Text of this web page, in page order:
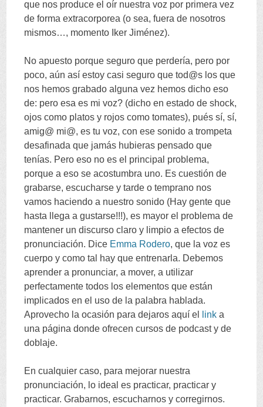
que nos produce el oír nuestra voz por primera vez
de forma extracorporea (o sea, fuera de nosotros
mismos…, momento Iker Jiménez).
No apuesto porque seguro que perdería, pero por
poco, aún así estoy casi seguro que tod@s los que
nos hemos grabado alguna vez hemos dicho eso
de: pero esa es mi voz? (dicho en estado de shock,
ojos como platos y rojos como tomates), pués sí, sí,
amig@ mi@, es tu voz, con ese sonido a trompeta
desafinada que jamás hubieras pensado que
tenías. Pero eso no es el principal problema,
porque a eso se acostumbra uno. Es cuestión de
grabarse, escucharse y tarde o temprano nos
vamos haciendo a nuestro sonido (Hay gente que
hasta llega a gustarse!!!), es mayor el problema de
mantener un discurso claro y limpio a efectos de
pronunciación. Dice Emma Rodero, que la voz es
cuerpo y como tal hay que entrenarla. Debemos
aprender a pronunciar, a mover, a utilizar
perfectamente todos los elementos que están
implicados en el uso de la palabra hablada.
Aprovecho la ocasión para dejaros aquí el
link a
una página donde ofrecen cursos de podcast y de
doblaje.
En cualquier caso, para mejorar nuestra
pronunciación, lo ideal es practicar, practicar y
practicar. Grabarnos, escucharnos y corregirnos.